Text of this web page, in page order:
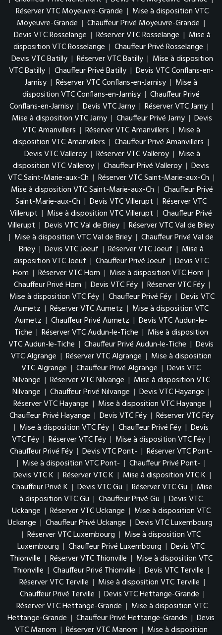
Réserver VTC Moyeuvre-Grande | Mise à disposition VTC
Moyeuvre-Grande | Chauffeur Privé Moyeuvre-Grande |
Devis VTC Rosselange | Réserver VTC Rosselange | Mise à
disposition VTC Rosselange | Chauffeur Privé Rosselange |
Devis VTC Batilly | Réserver VTC Batilly | Mise à disposition
VTC Batilly | Chauffeur Privé Batilly | Devis VTC Conflans-en-
Jarnisy | Réserver VTC Conflans-en-Jarnisy | Mise à
disposition VTC Conflans-en-Jarnisy | Chauffeur Privé
Conflans-en-Jarnisy | Devis VTC Jarny | Réserver VTC Jarny |
Mise à disposition VTC Jarny | Chauffeur Privé Jarny | Devis
VTC Amanvillers | Réserver VTC Amanvillers | Mise à
disposition VTC Amanvillers | Chauffeur Privé Amanvillers |
Devis VTC Valleroy | Réserver VTC Valleroy | Mise à
disposition VTC Valleroy | Chauffeur Privé Valleroy | Devis
VTC Saint-Marie-aux-Ch | Réserver VTC Saint-Marie-aux-Ch |
Mise à disposition VTC Saint-Marie-aux-Ch | Chauffeur Privé
Saint-Marie-aux-Ch | Devis VTC Villerupt | Réserver VTC
Villerupt | Mise à disposition VTC Villerupt | Chauffeur Privé
Villerupt | Devis VTC Val de Briey | Réserver VTC Val de Briey
| Mise à disposition VTC Val de Briey | Chauffeur Privé Val de
Briey | Devis VTC Joeuf | Réserver VTC Joeuf | Mise à
disposition VTC Joeuf | Chauffeur Privé Joeuf | Devis VTC
Hom | Réserver VTC Hom | Mise à disposition VTC Hom |
Chauffeur Privé Hom | Devis VTC Féy | Réserver VTC Féy |
Mise à disposition VTC Féy | Chauffeur Privé Féy | Devis VTC
Aumetz | Réserver VTC Aumetz | Mise à disposition VTC
Aumetz | Chauffeur Privé Aumetz | Devis VTC Audun-le-
Tiche | Réserver VTC Audun-le-Tiche | Mise à disposition
VTC Audun-le-Tiche | Chauffeur Privé Audun-le-Tiche | Devis
VTC Algrange | Réserver VTC Algrange | Mise à disposition
VTC Algrange | Chauffeur Privé Algrange | Devis VTC
Nilvange | Réserver VTC Nilvange | Mise à disposition VTC
Nilvange | Chauffeur Privé Nilvange | Devis VTC Hayange |
Réserver VTC Hayange | Mise à disposition VTC Hayange |
Chauffeur Privé Hayange | Devis VTC Féy | Réserver VTC Féy
| Mise à disposition VTC Féy | Chauffeur Privé Féy | Devis
VTC Féy | Réserver VTC Féy | Mise à disposition VTC Féy |
Chauffeur Privé Féy | Devis VTC Pont- | Réserver VTC Pont-
| Mise à disposition VTC Pont- | Chauffeur Privé Pont- |
Devis VTC K | Réserver VTC K | Mise à disposition VTC K |
Chauffeur Privé K | Devis VTC Gu | Réserver VTC Gu | Mise
à disposition VTC Gu | Chauffeur Privé Gu | Devis VTC
Uckange | Réserver VTC Uckange | Mise à disposition VTC
Uckange | Chauffeur Privé Uckange | Devis VTC Luxembourg
| Réserver VTC Luxembourg | Mise à disposition VTC
Luxembourg | Chauffeur Privé Luxembourg | Devis VTC
Thionville | Réserver VTC Thionville | Mise à disposition VTC
Thionville | Chauffeur Privé Thionville | Devis VTC Terville |
Réserver VTC Terville | Mise à disposition VTC Terville |
Chauffeur Privé Terville | Devis VTC Hettange-Grande |
Réserver VTC Hettange-Grande | Mise à disposition VTC
Hettange-Grande | Chauffeur Privé Hettange-Grande | Devis
VTC Manom | Réserver VTC Manom | Mise à disposition